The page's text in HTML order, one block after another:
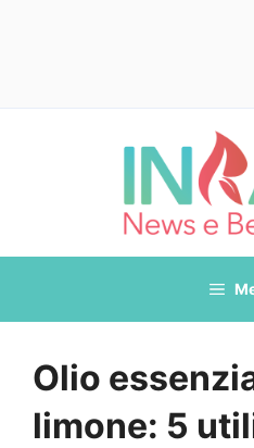
Olio
limone: 5